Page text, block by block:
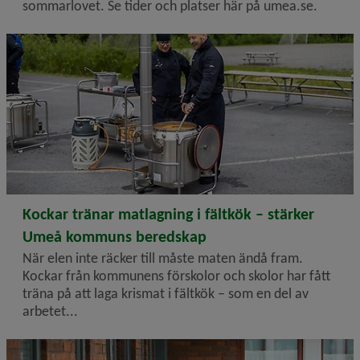
sommarlovet. Se tider och platser här på umea.se.
2026-06-16
Kockar tränar matlagning i fältkök – stärker
Umeå kommuns beredskap
När elen inte räcker till måste maten ändå fram.
Kockar från kommunens förskolor och skolor har fått
träna på att laga krismat i fältkök – som en del av
arbetet...